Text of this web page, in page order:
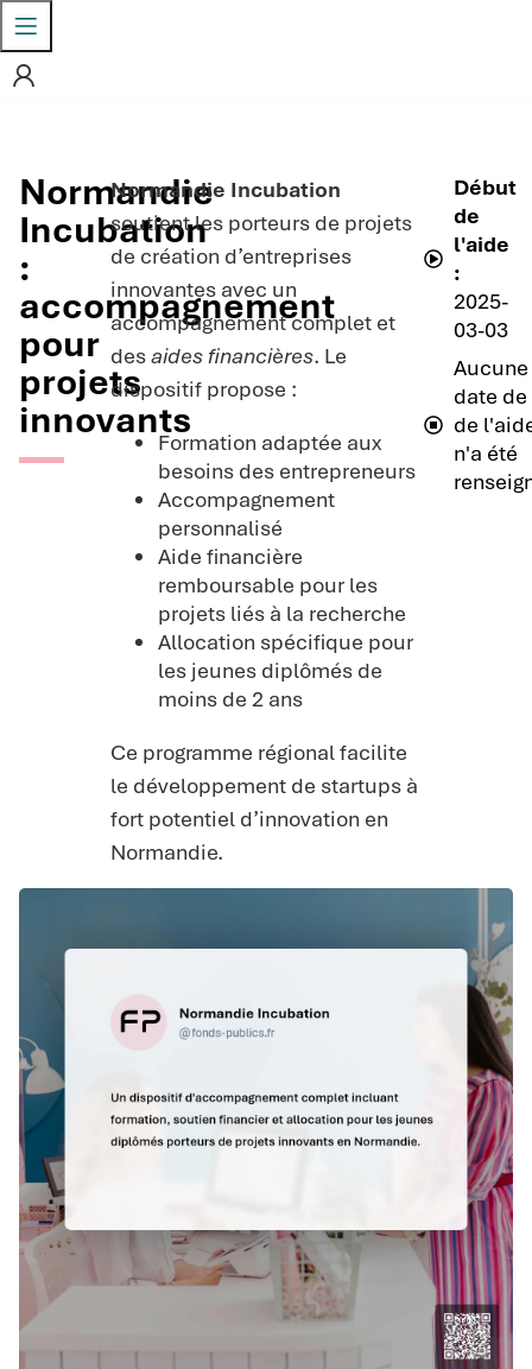
Normandie
Incubation
:
accompagnement
pour
projets
innovants
Normandie Incubation
soutient les porteurs de projets
de création d’entreprises
innovantes avec un
accompagnement complet et
desaides financières. Le
dispositif propose :
Formation adaptée aux
besoins des entrepreneurs
Accompagnement
personnalisé
Aide financière
remboursable pour les
projets liés à la recherche
Allocation spécifique pour
les jeunes diplômés de
moins de 2 ans
Ce programme régional facilite
le développement de startups à
fort potentiel d’innovation en
Normandie.
Début
de
l'aide
:
2025-
03-03
Aucune
date de
de
n'a été